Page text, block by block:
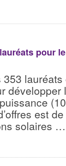
pour
est
solaires